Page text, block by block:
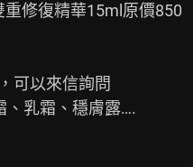
修復精華15ml原價850
可以來信詢問
、乳霜、穩膚露….